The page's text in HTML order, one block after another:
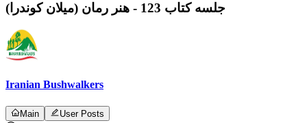
جلسه کتاب 123 - هنر رمان (میلان کوندرا)
Iranian Bushwalkers
Main User Posts